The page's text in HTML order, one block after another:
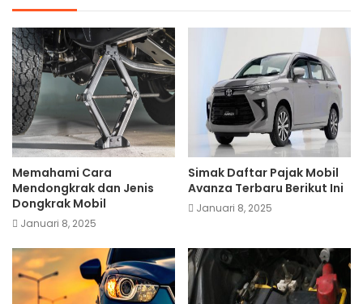
Memahami Cara
Mendongkrak dan Jenis
Dongkrak Mobil
Januari 8, 2025
Simak Daftar Pajak Mobil
Avanza Terbaru Berikut Ini
Januari 8, 2025